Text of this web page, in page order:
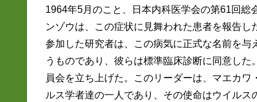
1964年5月のこと、日本内科医学会の第61回
ンゾウは、この症状に見舞われた患者を報告し
参加した研究者は、この病気に正式な名前を
うものであり、彼らは標準臨床診断に同意し
員会を立ち上げた。このリーダーは、マエカ
ルス学者達の一人であり、その使命はウイルス